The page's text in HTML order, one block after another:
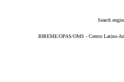
Search
BIREME/OPAS/OMS - Centro Latino-